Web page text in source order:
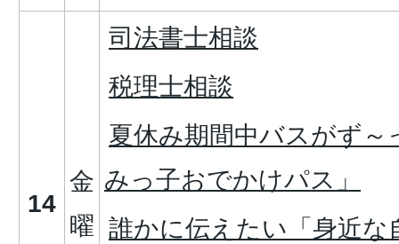
14
金
曜
司法書士相談
税理士相談
夏休み期間中バスがず～
みっ子おでかけパス」
誰かに伝えたい「身近